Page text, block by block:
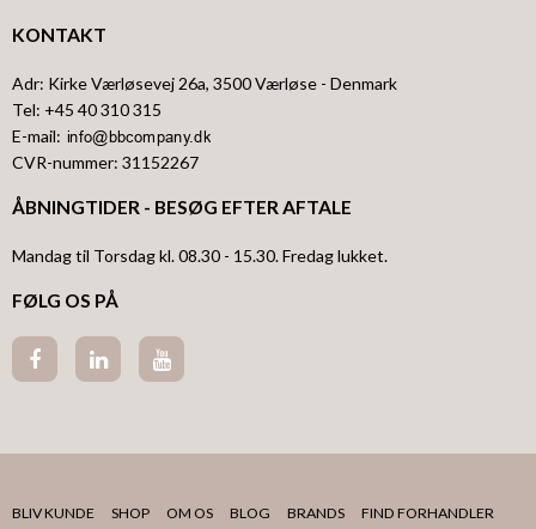
KONTAKT
Adr: Kirke Værløsevej 26a, 3500Værløse - Denmark
Tel: +45 40 310 315
E-mail:
CVR-nummer: 31152267
ÅBNINGTIDER - BESØG EFTER AFTALE
Mandag til Torsdag kl. 08.30 - 15.30. Fredag lukket.
FØLG OS PÅ
BLIV KUNDE SHOP OM OS BLOG BRANDS FIND FORHANDLER